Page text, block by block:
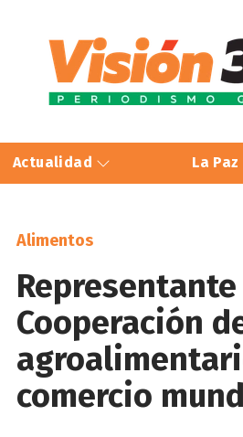
Actualidad La Paz
Alimentos
Representante
Cooperación
comercio